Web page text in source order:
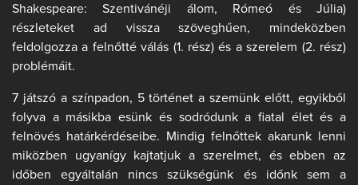
Shakespeare: Szentivánéji álom, Rómeó és Júlia)
részleteket ad vissza szöveghűen, mindeközben
feldolgozza a felnőtté válás (1. rész) és a szerelem (2. rész)
problémáit.
7 játszó a színpadon, 5 történet a szemünk előtt, egyikből
folyva a másikba esünk és sodródunk a fiatal élet és a
felnövés határkérdéseibe. Mindig felnőttek akarunk lenni
miközben ugyanígy kajtatjuk a szerelmet, és ebben az
időben egyáltalán nincs szükségünk és időnk sem a